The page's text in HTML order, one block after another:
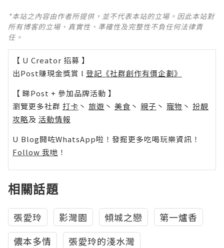
*本站之內容由作者所提供，並不代表本站的立場。因此本站對
所有博客的立場、真實性、準確性及完整性不負任何法律責
任。
【 U Creator 招募 】
出Post賺現金獎賞 l 登記《社群創作有價企劃》
【 睇Post + 參加品牌活動 】
瀏覽更多社群 打卡 丶 旅遊 丶 美食 丶 親子 丶 寵物 丶 扮靚
攻略及 活動情報
U Blog開咗WhatsApp啦！發掘更多吃喝玩樂資訊！
Follow 我哋 ！
相關話題
張愛玲 影灣園 傾城之戀
第一爐香
儂本多情
張愛玲的淺水灣